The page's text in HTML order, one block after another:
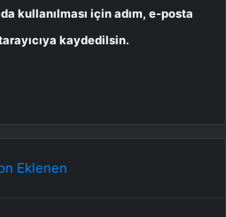
kullanılması için adım, e-posta
kaydedilsin.
Eklenen